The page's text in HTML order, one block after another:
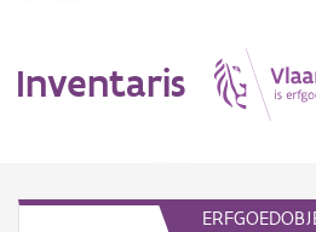
Inventaris